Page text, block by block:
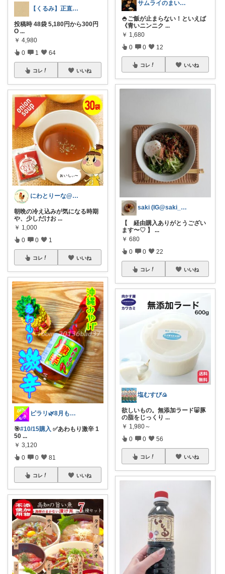
【くるみ】正直レビュー🙇‍♀️
投稿時 48袋 5,180円から300円
O ...
￥ 4,980
0 1 64
コレ いいね
にわとりーな@皆様に感謝
朝晩の冷え込みが気になる時期
や、少しだけお ...
￥ 1,000
0 0 1
コレ いいね
ピラリ🌿8月もよろしくお願いします ✨
🎯#10/15購入 ✅あわもり激辛 1
50 ...
￥ 3,120
0 0 81
コレ いいね
サムライのまいにち推しセレクト
🍚ご飯が止まらない！といえば
《青いニンニク ...
￥ 1,680
0 0 12
コレ いいね
saki (IG@saki_pofu)
【 経由購入ありがとうござい
ます〜♡ 】 ...
￥ 680
0 0 22
コレ いいね
塩むすび🍙
欲しいもの。無添加ラード🐷豚
の脂をじっくり ...
￥ 1,980～
0 0 56
コレ いいね